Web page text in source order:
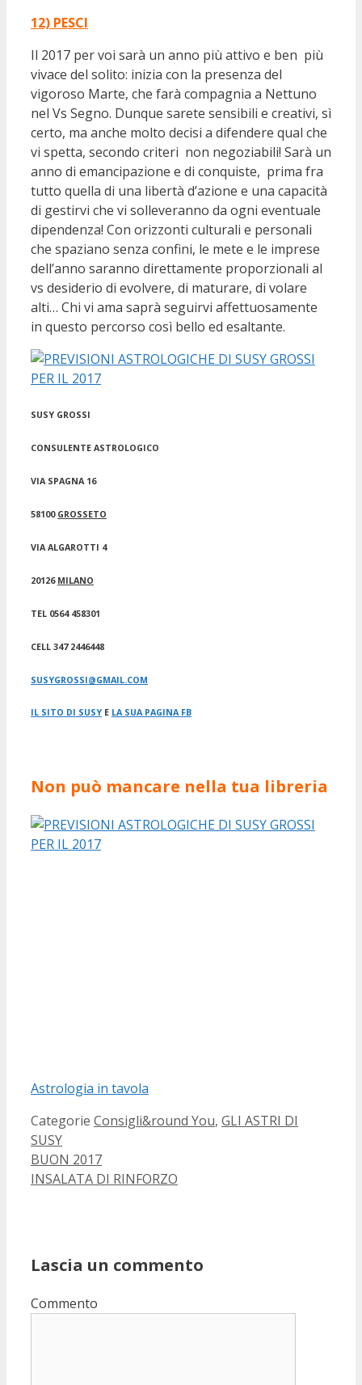
12) PESCI
Il 2017 per voi sarà un anno più attivo e ben più
vivace del solito: inizia con la presenza del
vigoroso Marte, che farà compagnia a Nettuno
nel Vs Segno. Dunque sarete sensibili e creativi, sì
certo, ma anche molto decisi a difendere qual che
vi spetta, secondo criteri non negoziabili! Sarà un
anno di emancipazione e di conquiste, prima fra
tutto quella di una libertà d’azione e una capacità
di gestirvi che vi solleveranno da ogni eventuale
dipendenza! Con orizzonti culturali e personali
che spaziano senza confini, le mete e le imprese
dell’anno saranno direttamente proporzionali al
vs desiderio di evolvere, di maturare, di volare
alti… Chi vi ama saprà seguirvi affettuosamente
in questo percorso così bello ed esaltante.
SUSY GROSSI
CONSULENTE ASTROLOGICO
VIA SPAGNA 16
58100 GROSSETO
VIA ALGAROTTI 4
20126 MILANO
TEL 0564 458301
CELL 347 2446448
SUSYGROSSI@GMAIL.COM
IL SITO DI SUSY E LA SUA PAGINA FB
Non può mancare nella tua libreria
Astrologia in tavola
Categorie Consigli&round You, GLI ASTRI DI
SUSY
BUON 2017
INSALATA DI RINFORZO
Lascia un commento
Commento